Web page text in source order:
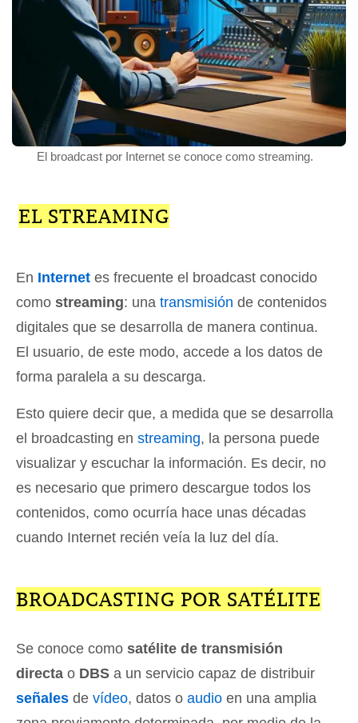
El broadcast por Internet se conoce como streaming.
EL STREAMING
En Internet es frecuente el broadcast conocido
como streaming: una transmisión de contenidos
digitales que se desarrolla de manera continua.
El usuario, de este modo, accede a los datos de
forma paralela a su descarga.
Esto quiere decir que, a medida que se desarrolla
el broadcasting en streaming, la persona puede
visualizar y escuchar la información. Es decir, no
es necesario que primero descargue todos los
contenidos, como ocurría hace unas décadas
cuando Internet recién veía la luz del día.
BROADCASTING POR SATÉLITE
Se conoce como satélite de transmisión
directa o DBS a un servicio capaz de distribuir
señales de vídeo, datos o audio en una amplia